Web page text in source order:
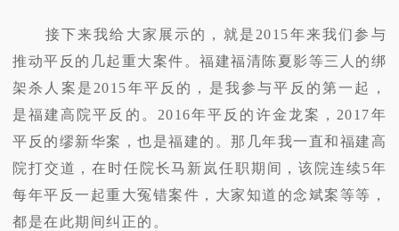
接下来我给大家展示的，就是2015年来我们参与
推动平反的几起重大案件。福建福清陈夏影等三人的绑
架杀人案是2015年平反的，是我参与平反的第一起，
是福建高院平反的。2016年平反的许金龙案，2017年
平反的缪新华案，也是福建的。那几年我一直和福建高
院打交道，在时任院长马新岚任职期间，该院连续5年
每年平反一起重大冤错案件，大家知道的念斌案等等，
都是在此期间纠正的。